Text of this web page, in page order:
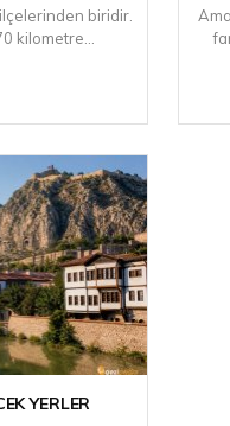
biridir.
kilometre...
YERLER